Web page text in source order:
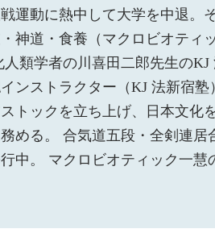
運動に熱中して大学を中退。
神道・食養（マクロビオティ
類学者の川喜田二郎先生のKJ
ンストラクター（KJ 法新宿塾
トックを立ち上げ、日本文化
める。 合気道五段・全剣連居
中。 マクロビオティック一慧